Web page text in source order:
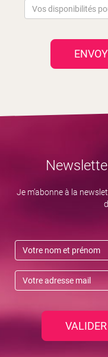
Je m’abonne à la